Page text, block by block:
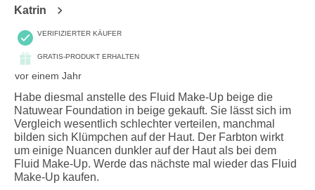
Katrin
VERIFIZIERTER KÄUFER
GRATIS-PRODUKT ERHALTEN
vor einem Jahr
Habe diesmal anstelle des Fluid Make-Up beige die
Natuwear Foundation in beige gekauft. Sie lässt sich im
Vergleich wesentlich schlechter verteilen, manchmal
bilden sich Klümpchen auf der Haut. Der Farbton wirkt
um einige Nuancen dunkler auf der Haut als bei dem
Fluid Make-Up. Werde das nächste mal wieder das Fluid
Make-Up kaufen.